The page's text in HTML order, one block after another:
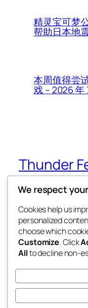
精灵宝可梦
帮助日本地
本周值得尝
戏 – 2026 年
Thunder
你最喜欢的电子
博客
关于
常见问题
作者
We respect
Cookies help us
personalized
choose which
Customize. Click
Allto decline non-